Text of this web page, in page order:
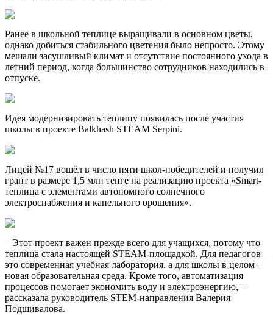
Ранее в школьной теплице выращивали в основном цветы,
однако добиться стабильного цветения было непросто. Этому
мешали засушливый климат и отсутствие постоянного ухода в
летний период, когда большинство сотрудников находились в
отпуске.
Идея модернизировать теплицу появилась после участия
школы в проекте Balkhash STEAM Serpini.
Лицей №17 вошёл в число пяти школ-победителей и получил
грант в размере 1,5 млн тенге на реализацию проекта «Smart-
теплица с элементами автономного солнечного
электроснабжения и капельного орошения».
– Этот проект важен прежде всего для учащихся, потому что
теплица стала настоящей STEAM-площадкой. Для педагогов –
это современная учебная лаборатория, а для школы в целом –
новая образовательная среда. Кроме того, автоматизация
процессов помогает экономить воду и электроэнергию, –
рассказала руководитель STEM-направления Валерия
Подшивалова.